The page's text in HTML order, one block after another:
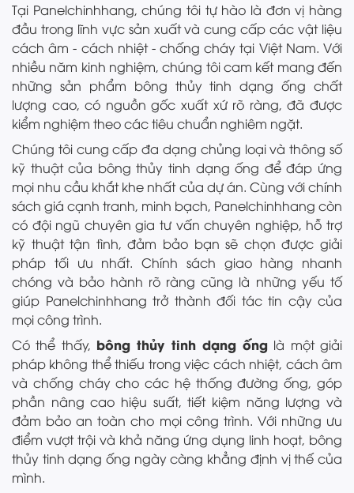
Tại Panelchinhhang, chúng tôi tự hào là đơn vị hàng
đầu trong lĩnh vực sản xuất và cung cấp các vật liệu
cách âm - cách nhiệt - chống cháy tại Việt Nam. Với
nhiều năm kinh nghiệm, chúng tôi cam kết mang đến
những sản phẩm bông thủy tinh dạng ống chất
lượng cao, có nguồn gốc xuất xứ rõ ràng, đã được
kiểm nghiệm theo các tiêu chuẩn nghiêm ngặt.
Chúng tôi cung cấp đa dạng chủng loại và thông số
kỹ thuật của bông thủy tinh dạng ống để đáp ứng
mọi nhu cầu khắt khe nhất của dự án. Cùng với chính
sách giá cạnh tranh, minh bạch, Panelchinhhang còn
có đội ngũ chuyên gia tư vấn chuyên nghiệp, hỗ trợ
kỹ thuật tận tình, đảm bảo bạn sẽ chọn được giải
pháp tối ưu nhất. Chính sách giao hàng nhanh
chóng và bảo hành rõ ràng cũng là những yếu tố
giúp Panelchinhhang trở thành đối tác tin cậy của
mọi công trình.
Có thể thấy, bông thủy tinh dạng ống là một giải
pháp không thể thiếu trong việc cách nhiệt, cách âm
và chống cháy cho các hệ thống đường ống, góp
phần nâng cao hiệu suất, tiết kiệm năng lượng và
đảm bảo an toàn cho mọi công trình. Với những ưu
điểm vượt trội và khả năng ứng dụng linh hoạt, bông
thủy tinh dạng ống ngày càng khẳng định vị thế của
mình.